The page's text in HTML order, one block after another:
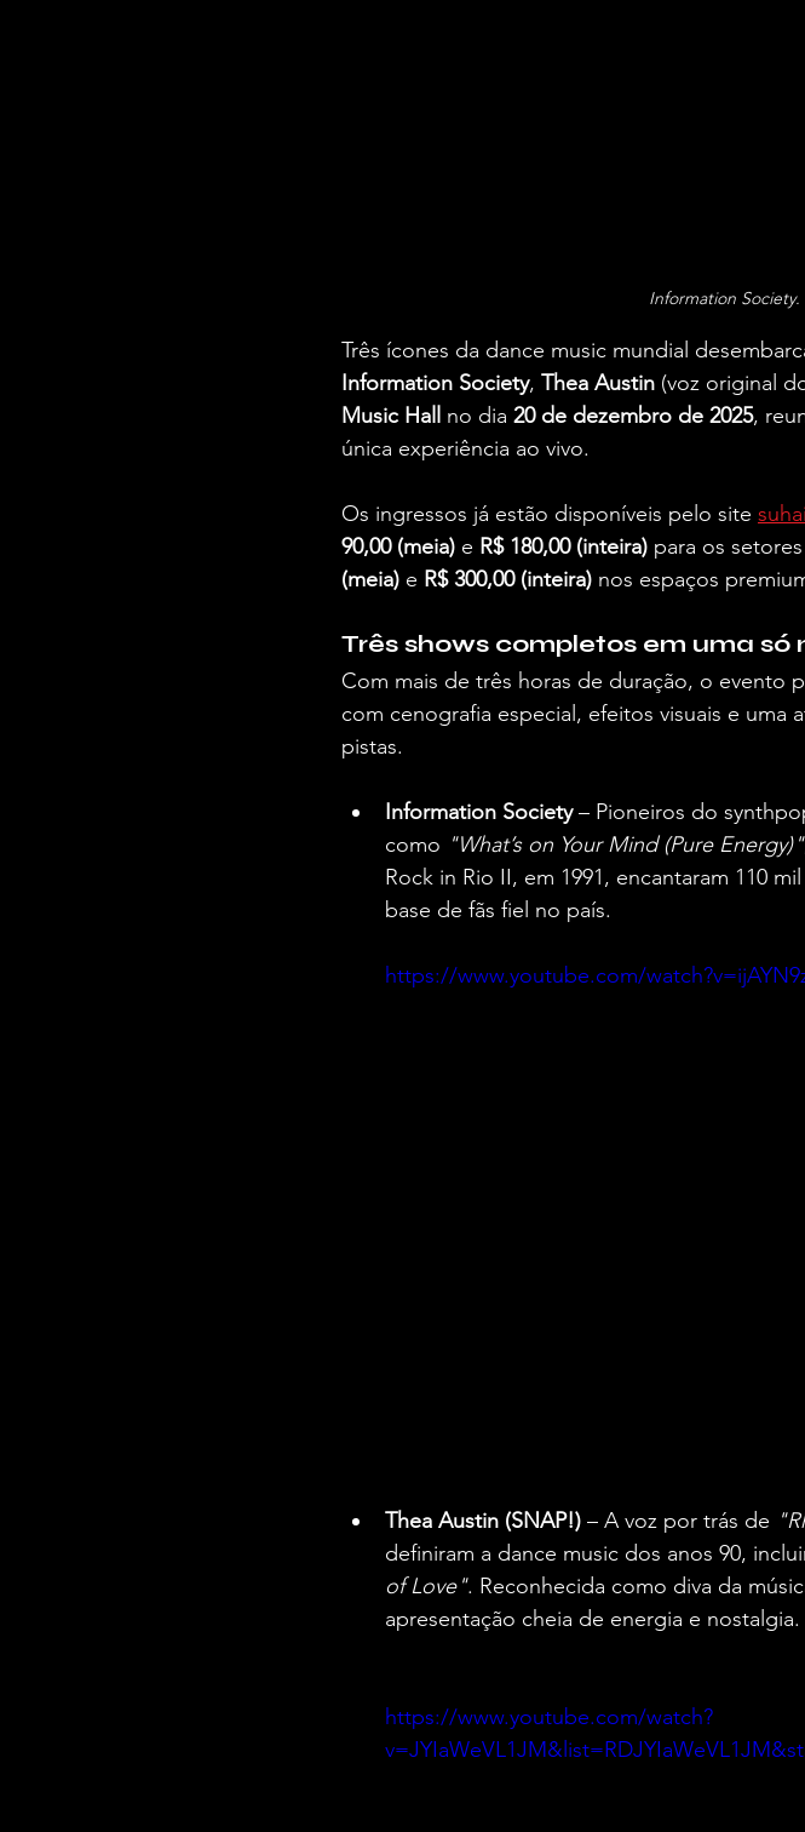
Information
Três ícones da dance music mundial
Information Society, Thea Austin (voz original
Music Hall
no dia 20 de dezembro de 2025,
única experiência ao vivo.
Os ingressos já estão disponíveis pelo site
90,00 (meia) e R$ 180,00 (inteira) para os
(meia) e R$ 300,00 (inteira) nos espaços
Três shows completos em uma só
Com mais de três horas de duração, o evento
com cenografia especial, efeitos visuais e uma
pistas.
Information Society – Pioneiros do
como "What’s on Your Mind (Pure Energy)"
Rock in Rio II, em 1991, encantaram 110
base de fãs fiel no país.
https://www.youtube.com/
Thea Austin (SNAP!) – A voz por trás de
definiram a dance music dos anos 90,
of Love". Reconhecida como diva da
apresentação cheia de energia e nostalgia.
https://www.youtube.com/watch?